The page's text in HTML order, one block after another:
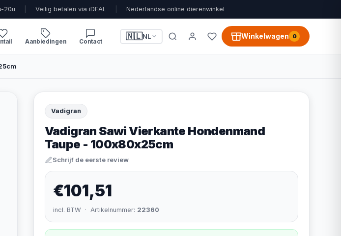
20u Veilig betalen via iDEAL Nederlandse online dierenwinkel
Aanbiedingen Contact
🇳🇱NL Winkelwagen 0
Vadigran
Vadigran Sawi Vierkante Hondenmand
Taupe - 100x80x25cm
Schrijf de eerste review
€101,51
incl. BTW · Artikelnummer: 22360